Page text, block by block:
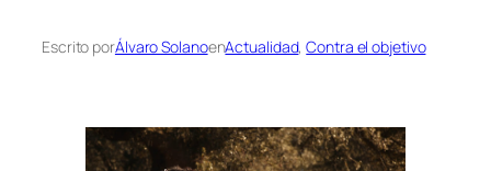
Escrito porÁlvaro SolanoenActualidad, Contra el objetivo